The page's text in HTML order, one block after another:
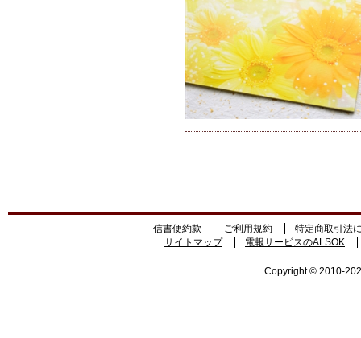
信書便約款 ご利用規約
特定商取引法
サイトマップ
電報サービスのALSOK
Copyright © 2010-